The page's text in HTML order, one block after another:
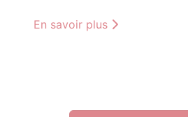
En savoir plus